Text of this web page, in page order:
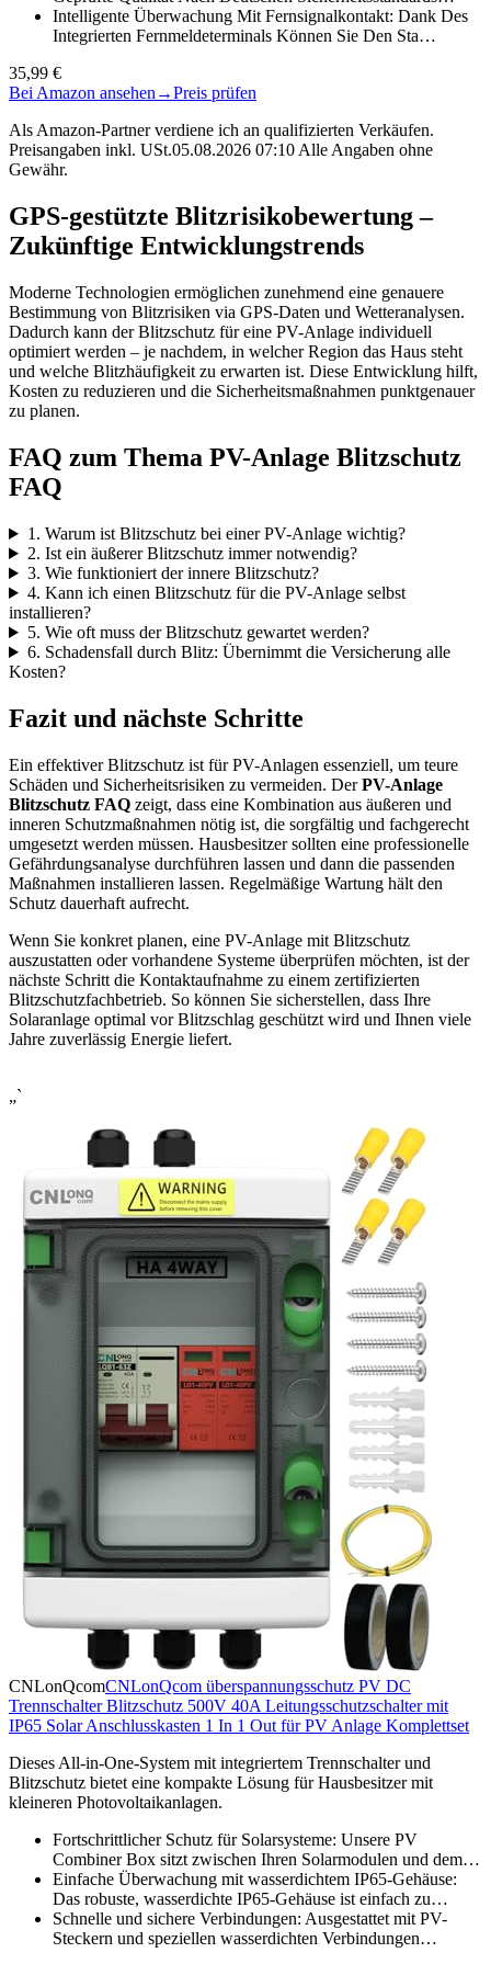
Intelligente Überwachung Mit Fernsignalkontakt: Dank Des
Integrierten Fernmeldeterminals Können Sie Den Sta…
35,99 €
Bei Amazon ansehen →Preis prüfen
Als Amazon-Partner verdiene ich an qualifizierten Verkäufen.
Preisangaben inkl. USt.05.08.2026 07:10 Alle Angaben ohne
Gewähr.
GPS-gestützte Blitzrisikobewertung –
Zukünftige Entwicklungstrends
Moderne Technologien ermöglichen zunehmend eine genauere
Bestimmung von Blitzrisiken via GPS-Daten und Wetteranalysen.
Dadurch kann der Blitzschutz für eine PV-Anlage individuell
optimiert werden – je nachdem, in welcher Region das Haus steht
und welche Blitzhäufigkeit zu erwarten ist. Diese Entwicklung hilft,
Kosten zu reduzieren und die Sicherheitsmaßnahmen punktgenauer
zu planen.
FAQ zum Thema PV-Anlage Blitzschutz
FAQ
1. Warum ist Blitzschutz bei einer PV-Anlage wichtig?
2. Ist ein äußerer Blitzschutz immer notwendig?
3. Wie funktioniert der innere Blitzschutz?
4. Kann ich einen Blitzschutz für die PV-Anlage selbst
installieren?
5. Wie oft muss der Blitzschutz gewartet werden?
6. Schadensfall durch Blitz: Übernimmt die Versicherung alle
Kosten?
Fazit und nächste Schritte
Ein effektiver Blitzschutz ist für PV-Anlagen essenziell, um teure
Schäden und Sicherheitsrisiken zu vermeiden. DerPV-Anlage
Blitzschutz FAQ zeigt, dass eine Kombination aus äußeren und
inneren Schutzmaßnahmen nötig ist, die sorgfältig und fachgerecht
umgesetzt werden müssen. Hausbesitzer sollten eine professionelle
Gefährdungsanalyse durchführen lassen und dann die passenden
Maßnahmen installieren lassen. Regelmäßige Wartung hält den
Schutz dauerhaft aufrecht.
Wenn Sie konkret planen, eine PV-Anlage mit Blitzschutz
auszustatten oder vorhandene Systeme überprüfen möchten, ist der
nächste Schritt die Kontaktaufnahme zu einem zertifizierten
Blitzschutzfachbetrieb. So können Sie sicherstellen, dass Ihre
Solaranlage optimal vor Blitzschlag geschützt wird und Ihnen viele
Jahre zuverlässig Energie liefert.
„`
CNLonQcomCNLonQcom überspannungsschutz PV DC
Trennschalter Blitzschutz 500V 40A Leitungsschutzschalter mit
IP65 Solar Anschlusskasten 1 In 1 Out für PV Anlage Komplettset
Dieses All-in-One-System mit integriertem Trennschalter und
Blitzschutz bietet eine kompakte Lösung für Hausbesitzer mit
kleineren Photovoltaikanlagen.
Fortschrittlicher Schutz für Solarsysteme: Unsere PV
Combiner Box sitzt zwischen Ihren Solarmodulen und dem…
Einfache Überwachung mit wasserdichtem IP65-Gehäuse:
Das robuste, wasserdichte IP65-Gehäuse ist einfach zu…
Schnelle und sichere Verbindungen: Ausgestattet mit PV-
Steckern und speziellen wasserdichten Verbindungen…